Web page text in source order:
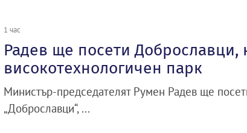
1 час
Радев ще посети Доброславци,
високотехнологичен парк
Министър-председателят Румен Радев ще
„Доброславци“, ...